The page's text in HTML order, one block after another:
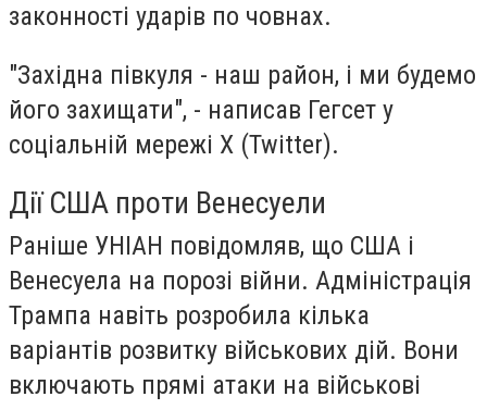
законності ударів по човнах.
"Західна півкуля - наш район, і ми будемо
його захищати", - написав Гегсет у
соціальній мережі X (Twitter).
Дії США проти Венесуели
Раніше УНІАН повідомляв, що США і
Венесуела на порозі війни. Адміністрація
Трампа навіть розробила кілька
варіантів розвитку військових дій. Вони
включають прямі атаки на військові